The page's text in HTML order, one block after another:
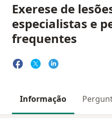
Exerese de
especialistas e
frequentes
Informação